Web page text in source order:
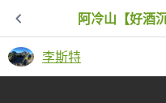
阿冷山【好酒
李斯特